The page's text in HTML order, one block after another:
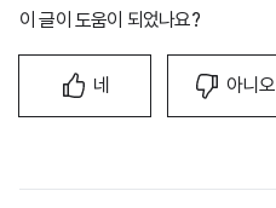
이 글이 도움이 되었나요?
네 아니오